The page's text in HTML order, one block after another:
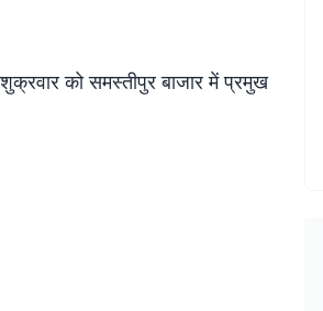
को समस्तीपुर बाजार में प्रमुख